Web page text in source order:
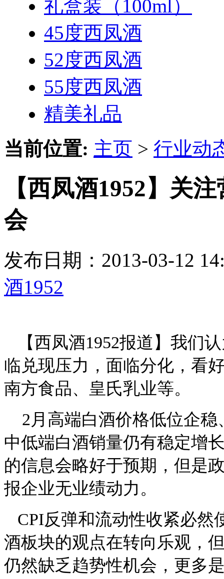
礼盒装（100ml）
45度西凤酒
52度西凤酒
55度西凤酒
精美礼品
当前位置: 主页 > 行业动
【西凤酒1952】关
会
发布日期：2013-03-12
酒1952
【西凤酒1952报道】我们
临兑现压力，面临分化，看
南方食品、皇氏乳业等。
2月高端白酒价格低位企稳
中低端白酒销量仍有稳定增
的信息会略好于预期，但是
报企业无业绩动力。
CPI反弹和流动性收紧必然
酒板块的观点在转向乐观，
仍然缺乏趋势性机会，更多